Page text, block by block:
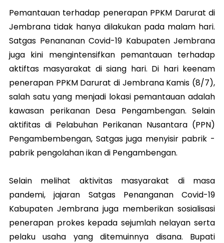
Pemantauan terhadap penerapan PPKM Darurat di
Jembrana tidak hanya dilakukan pada malam hari.
Satgas Penananan Covid-19 Kabupaten Jembrana
juga kini mengintensifkan pemantauan terhadap
aktiftas masyarakat di siang hari. Di hari keenam
penerapan PPKM Darurat di Jembrana Kamis (8/7),
salah satu yang menjadi lokasi pemantauan adalah
kawasan perikanan Desa Pengambengan. Selain
aktifitas di Pelabuhan Perikanan Nusantara (PPN)
Pengambembengan, Satgas juga menyisir pabrik -
pabrik pengolahan ikan di Pengambengan.
Selain melihat aktivitas masyarakat di masa
pandemi, jajaran Satgas Penanganan Covid-19
Kabupaten Jembrana juga memberikan sosialisasi
penerapan prokes kepada sejumlah nelayan serta
pelaku usaha yang ditemuinnya disana. Bupati